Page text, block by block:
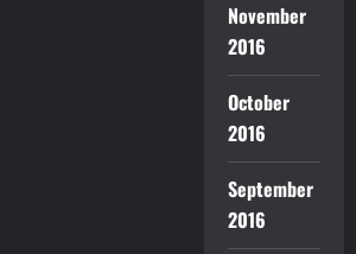
November
2016
October
2016
September
2016